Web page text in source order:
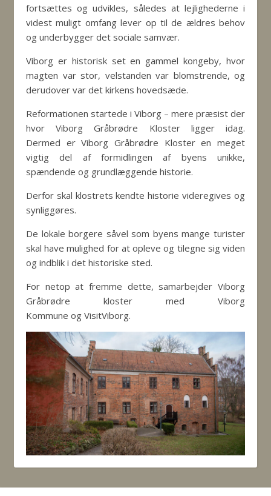
fortsættes og udvikles, således at lejlighederne i
videst muligt omfang lever op til de ældres behov
og underbygger det sociale samvær.
Viborg er historisk set en gammel kongeby, hvor
magten var stor, velstanden var blomstrende, og
derudover var det kirkens hovedsæde.
Reformationen startede i Viborg – mere præsist der
hvor Viborg Gråbrødre Kloster ligger idag.
Dermed er Viborg Gråbrødre Kloster en meget
vigtig del af formidlingen af byens unikke,
spændende og grundlæggende historie.
Derfor skal klostrets kendte historie videregives og
synliggøres.
De lokale borgere såvel som byens mange turister
skal have mulighed for at opleve og tilegne sig viden
og indblik i det historiske sted.
For netop at fremme dette, samarbejder Viborg
Gråbrødre kloster med Viborg
Kommune og VisitViborg.